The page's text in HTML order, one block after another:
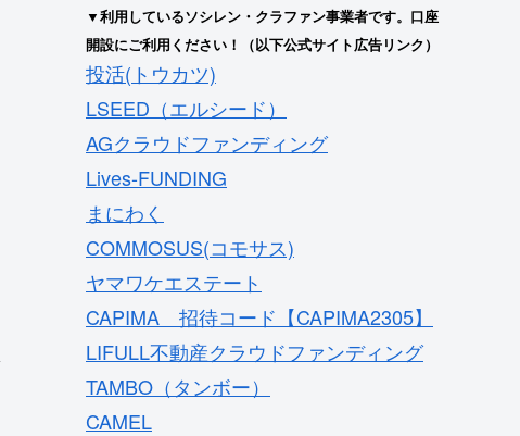
▼利用しているソシレン・クラファン事業者です。口座
開設にご利用ください！（以下公式サイト広告リンク）
投活(トウカツ)
LSEED（エルシード）
AGクラウドファンディング
Lives-FUNDING
まにわく
COMMOSUS(コモサス)
ヤマワケエステート
CAPIMA 招待コード【CAPIMA2305】
LIFULL不動産クラウドファンディング
TAMBO（タンボー）
CAMEL